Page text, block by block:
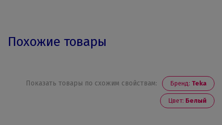
Похожие товары
Показать товары по схожим свойствам: Бренд: Teka
Цвет: Белый